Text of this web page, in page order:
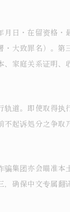
日・在留资格
大致罪名）。
家庭关系证明、
道。即使取得
起诉処分之争
集团亦会瞄准
确保中文专属